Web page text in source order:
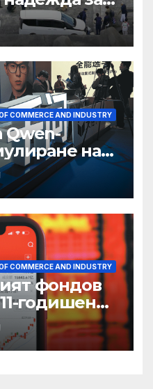
водород
COMMERCE AND INDUSTRY
Qwen-
на
COMMERCE AND INDUSTRY
фондов
годишен